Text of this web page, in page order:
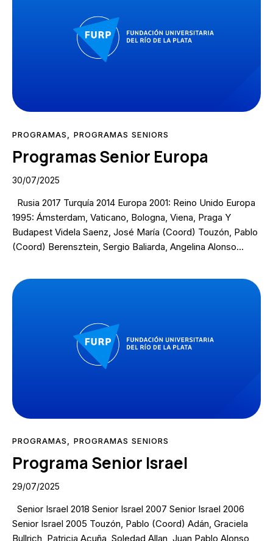
PROGRAMAS PROGRAMAS SENIORS
Programas Senior Europa
30/07/2025
Rusia 2017 Turquía 2014 Europa 2001: Reino Unido Europa
1995: Ámsterdam, Vaticano, Bologna, Viena, Praga Y
Budapest Videla Saenz, José María (Coord) Touzón, Pablo
(Coord) Berensztein, Sergio Baliarda, Angelina Alonso…
PROGRAMAS, PROGRAMAS SENIORS
Programa Senior Israel
29/07/2025
Senior Israel 2018 Senior Israel 2007 Senior Israel 2006
Senior Israel 2005 Touzón, Pablo (Coord) Adán, Graciela
Bullrich, Patricia Acuña, Soledad Allan, Juan Pablo Alonso